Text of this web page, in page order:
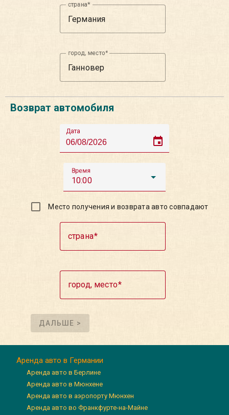
страна
город, место
Возврат автомобиля
Дата
event
Время
10:00
Место получения и возврата авто совпадают
страна
город, место
ДАЛЬШЕ >
Аренда авто в Германии
Аренда авто в Берлине
Аренда авто в Мюнхене
Аренда авто в аэропорту Мюнхен
Аренда авто во Франкфурте-на-Майне